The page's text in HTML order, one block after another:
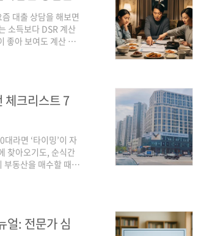
대출 상담을 해보면
소득보다 DSR 계산
좋아 보여도 계산 한
금액을 수천만 원 바
체크리스트 7
라면 ‘타이밍’이 자
찾아오기도, 순식간
부동산을 매수할 때
검: 월 소득 대비 원
얼: 전문가 심